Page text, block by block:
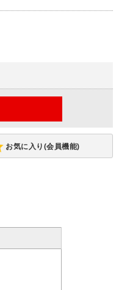
お気に入り(会員機能)